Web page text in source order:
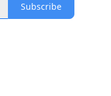
Subscribe